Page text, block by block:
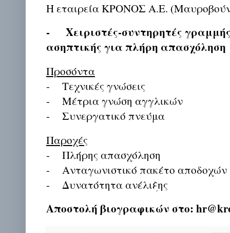
Η εταιρεία ΚΡΟΝΟΣ Α.Ε.
- Χειριστές-συντηρητές
ασηπτικής για πλήρη απασχόληση
Προσόντα
- Τεχνικές γνώσεις
- Μέτρια γνώση αγγλικών
- Συνεργατικό πνεύμα
Παροχές
- Πλήρης απασχόληση
- Ανταγωνιστικό πακέτο αποδοχών
- Δυνατότητα ανέλιξης
Αποστολή βιογραφικών στο: